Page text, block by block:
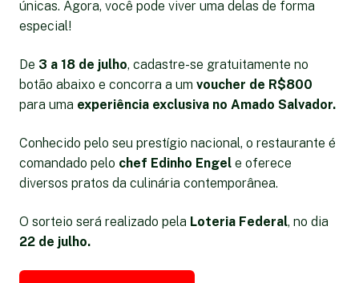
únicas. Agora, você pode viver uma delas de forma
especial!
De 3 a 18 de julho, cadastre-se gratuitamente no
botão abaixo e concorra a um voucher de R$800
para uma experiência exclusiva no Amado Salvador.
Conhecido pelo seu prestígio nacional, o restaurante é
comandado pelo chef Edinho Engel e oferece
diversos pratos da culinária contemporânea.
O sorteio será realizado pela Loteria Federal, no dia
22 de julho.